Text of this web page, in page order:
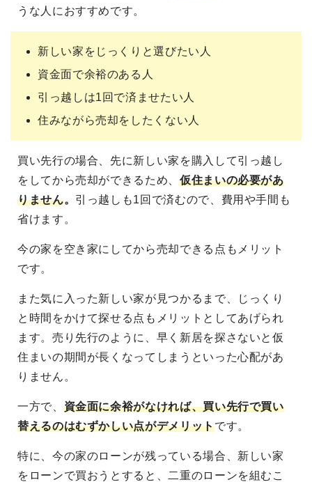
うな人におすすめです。
新しい家をじっくりと選びたい人
資金面で余裕のある人
引っ越しは1回で済ませたい人
住みながら売却をしたくない人
買い先行の場合、先に新しい家を購入して引っ越し
をしてから売却ができるため、 仮住まいの必要があ
りません。 引っ越しも1回で済むので、費用や手間も
省けます。
今の家を空き家にしてから売却できる点もメリット
です。
また気に入った新しい家が見つかるまで、じっくり
と時間をかけて探せる点もメリットとしてあげられ
ます。売り先行のように、早く新居を探さないと仮
住まいの期間が長くなってしまうといった心配があ
りません。
一方で、 資金面に余裕がなければ、買い先行で買い
替えるのはむずかしい点がデメリットです。
特に、今の家のローンが残っている場合、新しい家
をローンで買おうとすると、二重のローンを組むこ